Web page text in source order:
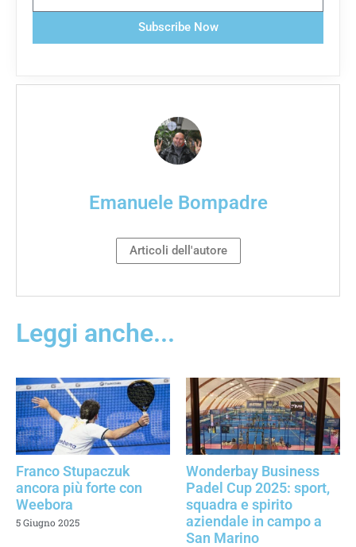
Subscribe Now
Emanuele Bompadre
Articoli dell'autore
Leggi anche...
Franco Stupaczuk
ancora più forte con
Weebora
5 Giugno 2025
Wonderbay Business
Padel Cup 2025: sport,
squadra e spirito
aziendale in campo a
San Marino